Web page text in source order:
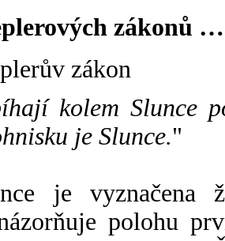
zákonů …
zákon
kolem Slunce
je Slunce."
je vyznačena
polohu